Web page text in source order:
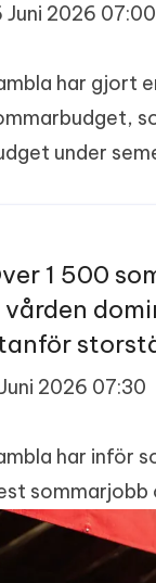
Juni 2026 07:00
har gjort
under
​1 500​
2026 07:30
har inför
sommarjobb